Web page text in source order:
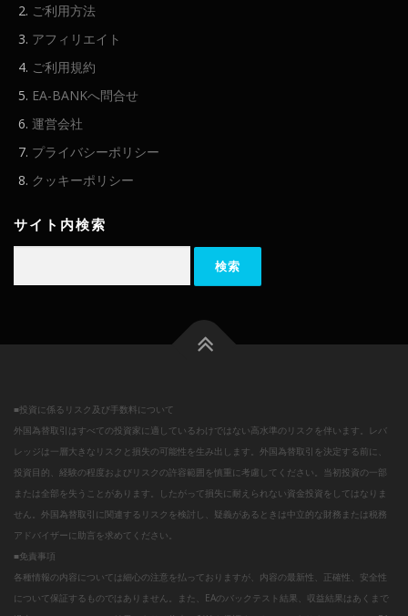
ご利用方法
アフィリエイト
ご利用規約
EA-BANKへ問合せ
運営会社
プライバシーポリシー
クッキーポリシー
サイト内検索
■投資に係るリスク及び手数料について
外国為替取引はすべての投資家に適しているわけではない高水準のリスクを伴います。レバ
レッジは一層大きなリスクと損失の可能性を生み出します。外国為替取引を決定する前に、
投資目的、経験の程度およびリスクの許容範囲を慎重に考慮してください。当初投資の一部
または全部を失うことがあります。したがって損失に耐えられない資金投資をしてはなりま
せん。外国為替取引に関連するリスクを検討し、疑義があるときは中立的な財務または税務
アドバイザーに助言を求めてください。
■免責事項
各種情報の内容については細心の注意を払っておりますが、内容の最新性、正確性、安全性
について保証するものではありません。また、EAのバックテスト結果、収益結果はあくまで